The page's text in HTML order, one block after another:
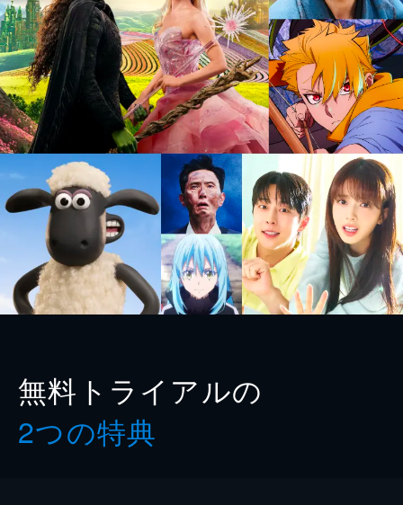
無料トライアルの
2つの特典